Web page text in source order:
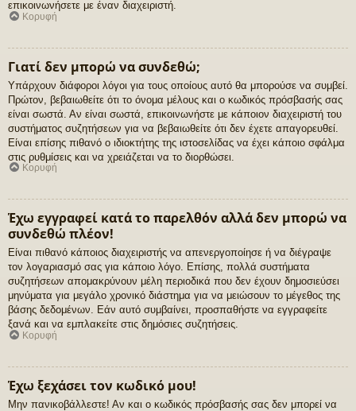
επικοινωνήσετε με έναν διαχειριστή.
Κορυφή
Γιατί δεν μπορώ να συνδεθώ;
Υπάρχουν διάφοροι λόγοι για τους οποίους αυτό θα μπορούσε να συμβεί.
Πρώτον, βεβαιωθείτε ότι το όνομα μέλους και ο κωδικός πρόσβασής σας
είναι σωστά. Αν είναι σωστά, επικοινωνήστε με κάποιον διαχειριστή του
συστήματος συζητήσεων για να βεβαιωθείτε ότι δεν έχετε απαγορευθεί.
Είναι επίσης πιθανό ο ιδιοκτήτης της ιστοσελίδας να έχει κάποιο σφάλμα
στις ρυθμίσεις και να χρειάζεται να το διορθώσει.
Κορυφή
Έχω εγγραφεί κατά το παρελθόν αλλά δεν μπορώ να
συνδεθώ πλέον!
Είναι πιθανό κάποιος διαχειριστής να απενεργοποίησε ή να διέγραψε
τον λογαριασμό σας για κάποιο λόγο. Επίσης, πολλά συστήματα
συζητήσεων απομακρύνουν μέλη περιοδικά που δεν έχουν δημοσιεύσει
μηνύματα για μεγάλο χρονικό διάστημα για να μειώσουν το μέγεθος της
βάσης δεδομένων. Εάν αυτό συμβαίνει, προσπαθήστε να εγγραφείτε
ξανά και να εμπλακείτε στις δημόσιες συζητήσεις.
Κορυφή
Έχω ξεχάσει τον κωδικό μου!
Μην πανικοβάλλεστε! Αν και ο κωδικός πρόσβασής σας δεν μπορεί να